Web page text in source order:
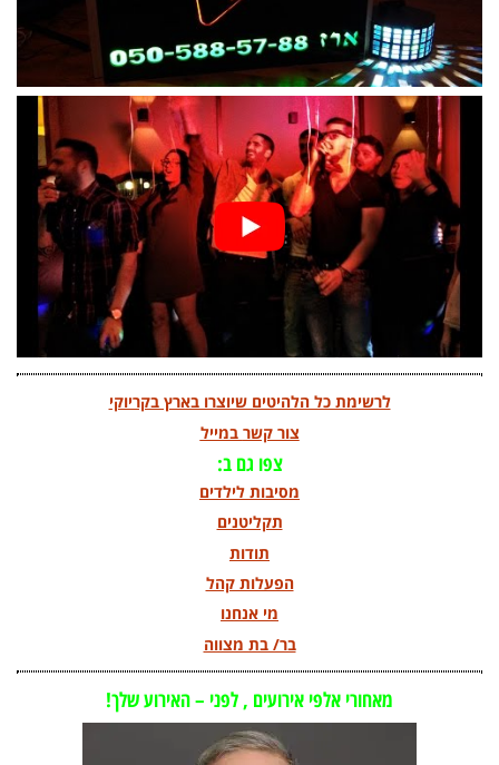
לרשימת כל הלהיטים שיוצרו בארץ בקריוקי
צור קשר במייל
צפו גם ב:
מסיבות לילדים
תקליטנים
תודות
הפעלות קהל
מי אנחנו
בר/ בת מצווה
מאחורי אלפי אירועים , לפני – האירוע שלך!